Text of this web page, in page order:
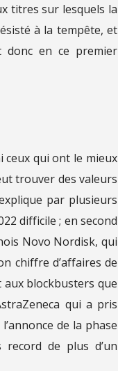
titres sur lesquels la
à la tempête, et
donc en ce premier
ceux qui ont le mieux
trouver des valeurs
par plusieurs
difficile ; en second
Novo Nordisk, qui
chiffre d’affaires de
blockbusters que
qui a pris
de la phase
de plus d’un